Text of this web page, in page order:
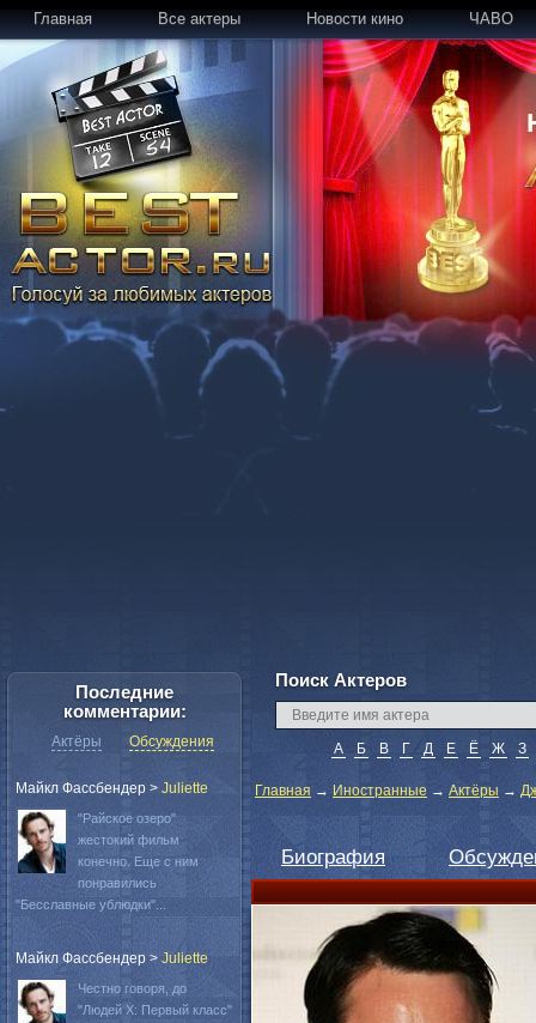
Главная Все актеры Новости кино ЧАВО
Поиск Актеров
А Б В Г Д Е Ё Ж З
Главная → Иностранные → Актёры →
Биография
Последние
комментарии:
Актёры Обсуждения
Майкл Фассбендер > Juliette
"Райское озеро"
жестокий фильм
конечно. Еще с ним
понравились
"Бесславные ублюдки"...
Майкл Фассбендер > Juliette
Честно говоря, до
"Людей Х: Первый класс"